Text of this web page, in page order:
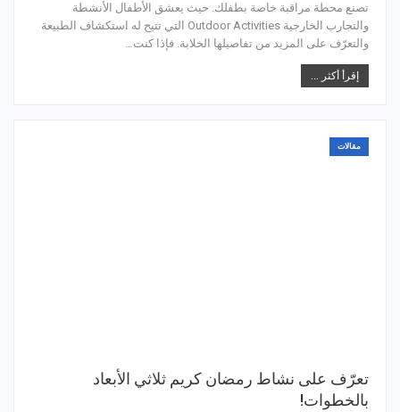
تصنع محطة مراقبة خاصة بطفلك. حيث يعشق الأطفال الأنشطة
والتجارب الخارجية Outdoor Activities التي تتيح له استكشاف الطبيعة
والتعرّف على المزيد من تفاصيلها الخلابة. فإذا كنت…
إقرأ أكثر ...
مقالات
تعرّف على نشاط رمضان كريم ثلاثي الأبعاد
بالخطوات!